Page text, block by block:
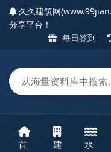
久久建筑网
分享平台！
每日签到
首
建
水